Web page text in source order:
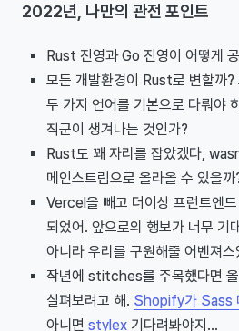
2022년, 나만의 관전 포인트
Rust 진영과 Go 진영이 어떻게
모든 개발환경이 Rust로 변할까?
두 가지 언어를 기본으로 다뤄야
직군이 생겨나는 것인가?
Rust도 꽤 자리를 잡았겠다,
메인스트림으로 올라올 수 있을까
Vercel을 빼고 더이상 프런트엔드
되었어. 앞으로의 행보가 너무 기
아니라 우리를 구원해줄 어벤져
작년에 stitches를 주목했다면
살펴보려고 해. Shopify가 Sass
아니면stylex 기다려봐야지...